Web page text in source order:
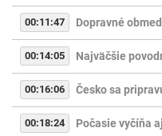
00:11:47 Dopravné
00:14:05 Najväčšie
00:16:06 Česko sa
00:18:24 Počasie vyčíňa